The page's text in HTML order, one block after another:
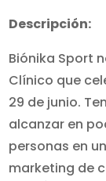
Descripción:
Biónika Sport
Clínico que
29 de junio.
alcanzar en
personas en
marketing de